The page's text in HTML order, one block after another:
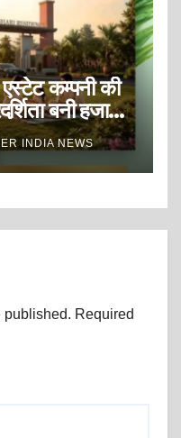
कम्पनी की
बनी हजारों
है आपके लिए
INDIA NEWS
published. Required